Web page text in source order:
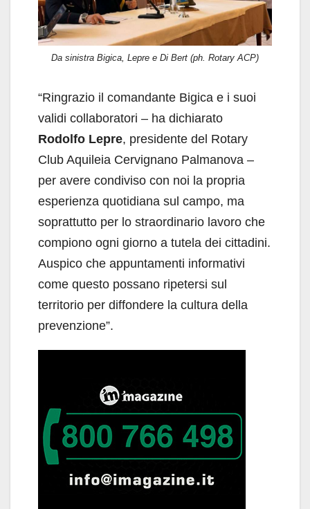
Da sinistra Bigica, Lepre e Di Bert (ph. Rotary ACP)
“Ringrazio il comandante Bigica e i suoi
validi collaboratori – ha dichiarato
Rodolfo Lepre, presidente del Rotary
Club Aquileia Cervignano Palmanova –
per avere condiviso con noi la propria
esperienza quotidiana sul campo, ma
soprattutto per lo straordinario lavoro che
compiono ogni giorno a tutela dei cittadini.
Auspico che appuntamenti informativi
come questo possano ripetersi sul
territorio per diffondere la cultura della
prevenzione”.